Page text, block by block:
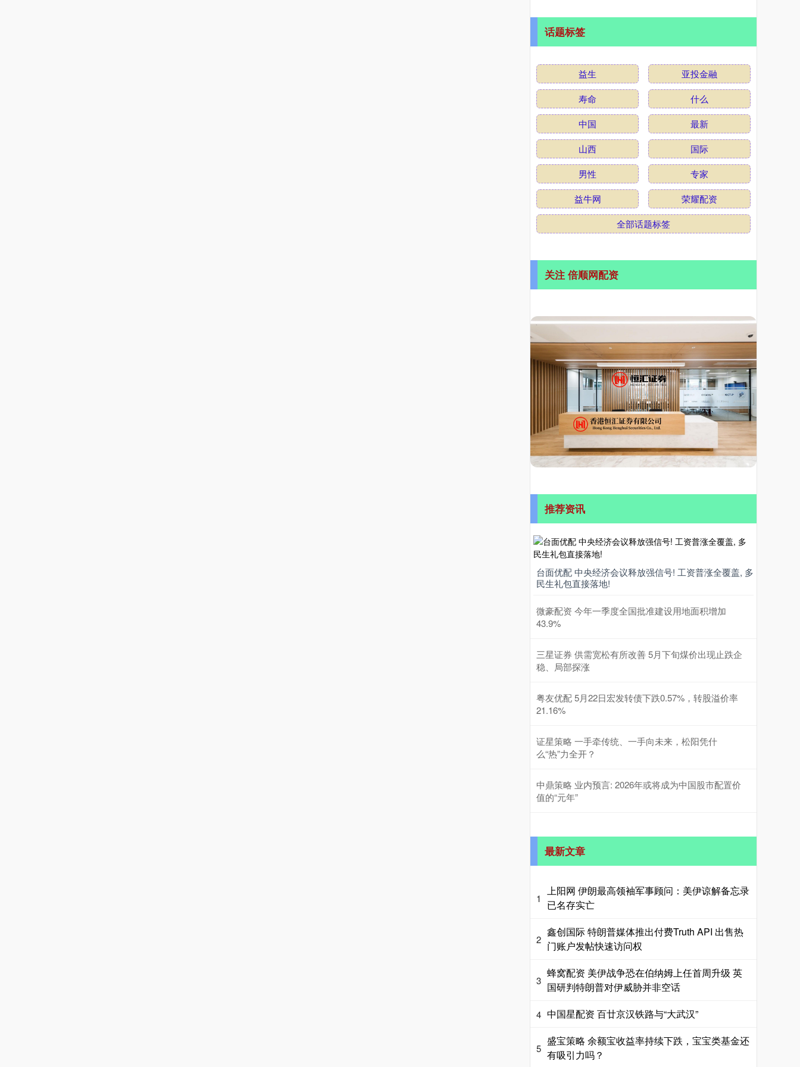
话题标签
益生
亚投金融
寿命
什么
中国
最新
山西
国际
男性
专家
益牛网
荣耀配资
全部话题标签
关注 倍顺网配资
推荐资讯
台面优配 中央经济会议释放强信号! 工资普涨全覆盖, 多
民生礼包直接落地!
微豪配资 今年一季度全国批准建设用地面积增加
43.9%
三星证券 供需宽松有所改善 5月下旬煤价出现止跌企
稳、局部探涨
粤友优配 5月22日宏发转债下跌0.57%，转股溢价率
21.16%
证星策略 一手牵传统、一手向未来，松阳凭什
么“热”力全开？
中鼎策略 业内预言: 2026年或将成为中国股市配置价
值的“元年”
最新文章
1
上阳网 伊朗最高领袖军事顾问：美伊谅解备忘录
已名存实亡
2
鑫创国际 特朗普媒体推出付费Truth API 出售热
门账户发帖快速访问权
3
蜂窝配资 美伊战争恐在伯纳姆上任首周升级 英
国研判特朗普对伊威胁并非空话
4 中国星配资 百廿京汉铁路与“大武汉”
5
盛宝策略 余额宝收益率持续下跌，宝宝类基金还
有吸引力吗？